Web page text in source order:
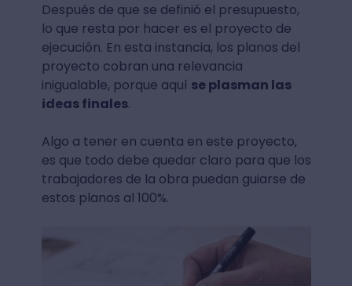
Después de que se definió el presupuesto,
lo que resta por hacer es el proyecto de
ejecución. En esta instancia, los planos del
proyecto cobran una relevancia
inigualable, porque aquí se plasman las
ideas finales.
Algo a tener en cuenta en este proyecto,
es que todo debe quedar claro para que los
trabajadores de la obra puedan guiarse de
estos planos al 100%.